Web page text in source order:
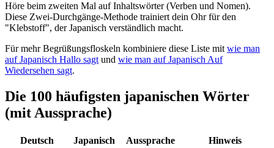
Höre beim zweiten Mal auf Inhaltswörter (Verben und Nomen).
Diese Zwei-Durchgänge-Methode trainiert dein Ohr für den
"Klebstoff", der Japanisch verständlich macht.
Für mehr Begrüßungsfloskeln kombiniere diese Liste mitwie man
auf Japanisch Hallo sagtund wie man auf Japanisch Auf
Wiedersehen sagt.
Die 100 häufigsten japanischen Wörter
(mit Aussprache)
Deutsch Japanisch Aussprache
Hinweis